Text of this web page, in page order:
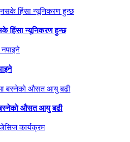
हिंसा न्यूनिकरण हुन्छ
बस्नेको औसत आयु बढी